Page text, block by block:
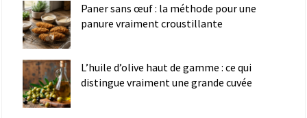
Paner sans œuf : la méthode pour une
panure vraiment croustillante
L’huile d’olive haut de gamme : ce qui
distingue vraiment une grande cuvée